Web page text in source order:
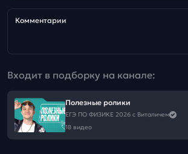
Комментарии
Входит в подборку на канале:
Полезные ролики
ЕГЭ ПО ФИЗИКЕ 2026 с Виталичем
18 видео